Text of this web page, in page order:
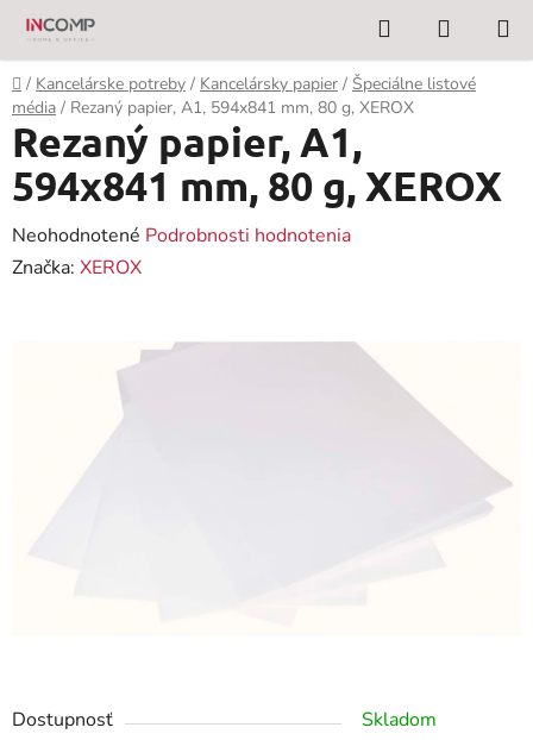
Prejsť
obsah
Hľadať
KOŠÍK
Domov
/ Kancelárske potreby / Kancelársky papier / Špeciálne listové
média / Rezaný papier, A1, 594x841 mm, 80 g, XEROX
Dostupnosť
Skladom
Rezaný papier, A1,
594x841 mm, 80 g, XEROX
Priemerné
hodnotenie
hviezdičiek.
Neohodnotené Podrobnosti hodnotenia
Značka: XEROX